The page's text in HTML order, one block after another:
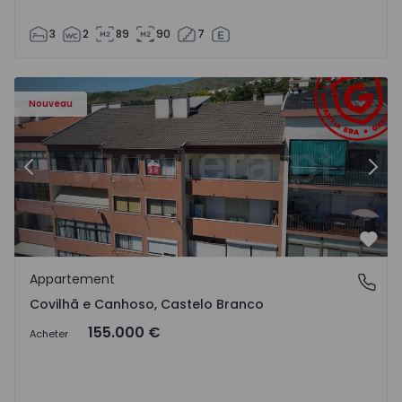
3 2 89 90 7
Nouveau
- 18
Appartement T2 Covilhã, Covilhã e Canhoso - 1497806 -
Précédent
Covilhã e Canhoso, Castelo Branco
Appartement
Covilhã e Canhoso, Castelo Branco
Acheter 155.000 €